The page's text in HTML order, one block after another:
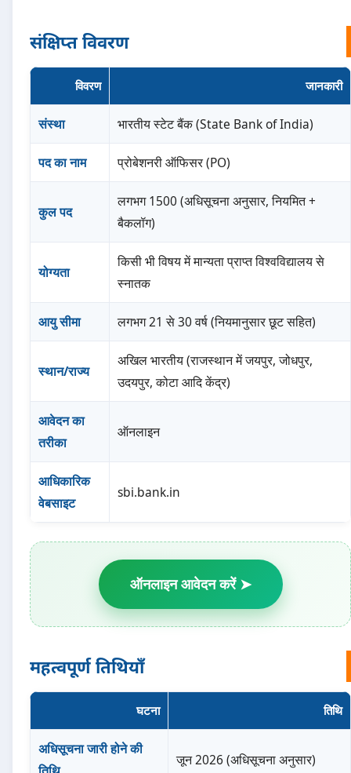
संक्षिप्त विवरण
विवरण जानकारी
संस्था भारतीय स्टेट बैंक (State Bank of India)
पद का नाम प्रोबेशनरी ऑफिसर (PO)
कुल पद
लगभग 1500 (अधिसूचना अनुसार, नियमित +
बैकलॉग)
योग्यता
किसी भी विषय में मान्यता प्राप्त विश्वविद्यालय से
स्नातक
आयु सीमा लगभग 21 से 30 वर्ष (नियमानुसार छूट सहित)
स्थान/राज्य
अखिल भारतीय (राजस्थान में जयपुर, जोधपुर,
उदयपुर, कोटा आदि केंद्र)
आवेदन का
तरीका
ऑनलाइन
आधिकारिक
वेबसाइट
sbi.bank.in
ऑनलाइन आवेदन करें ➤
महत्वपूर्ण तिथियाँ
घटना तिथि
अधिसूचना जारी होने की
जून 2026 (अधिसूचना अनुसार)